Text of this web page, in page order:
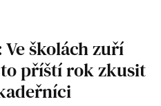
školách zuří
příští rok zkusit